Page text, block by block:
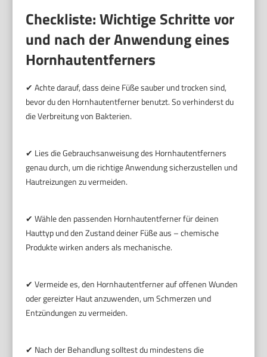
Checkliste: Wichtige Schritte vor
und nach der Anwendung eines
Hornhautentferners
✔ Achte darauf, dass deine Füße sauber und trocken sind,
bevor du den Hornhautentferner benutzt. So verhinderst du
die Verbreitung von Bakterien.
✔ Lies die Gebrauchsanweisung des Hornhautentferners
genau durch, um die richtige Anwendung sicherzustellen und
Hautreizungen zu vermeiden.
✔ Wähle den passenden Hornhautentferner für deinen
Hauttyp und den Zustand deiner Füße aus – chemische
Produkte wirken anders als mechanische.
✔ Vermeide es, den Hornhautentferner auf offenen Wunden
oder gereizter Haut anzuwenden, um Schmerzen und
Entzündungen zu vermeiden.
✔ Nach der Behandlung solltest du mindestens die